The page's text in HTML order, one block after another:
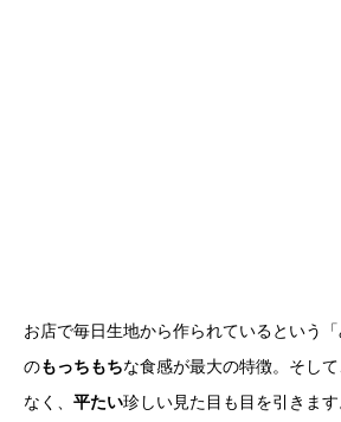
お店で毎日生地から作られているという
のもっちもちな食感が最大の特徴。そし
なく、 平たい珍しい見た目も目を引きます